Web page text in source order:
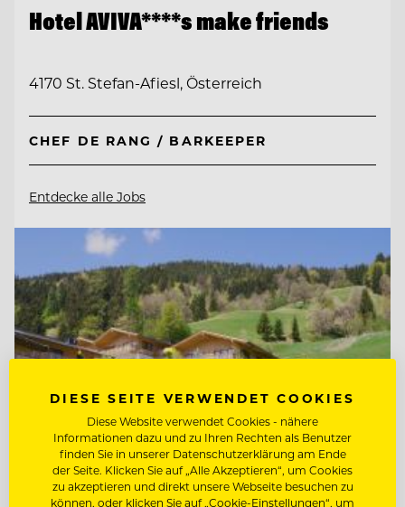
Hotel AVIVA****s make friends
4170 St. Stefan-Afiesl, Österreich
CHEF DE RANG / BARKEEPER
Entdecke alle Jobs
DIESE SEITE VERWENDET COOKIES
Diese Website verwendet Cookies - nähere
Informationen dazu und zu Ihren Rechten als Benutzer
finden Sie in unserer Datenschutzerklärung am Ende
der Seite. Klicken Sie auf „Alle Akzeptieren“, um Cookies
zu akzeptieren und direkt unsere Webseite besuchen zu
können, oder klicken Sie auf „Cookie-Einstellungen“, um